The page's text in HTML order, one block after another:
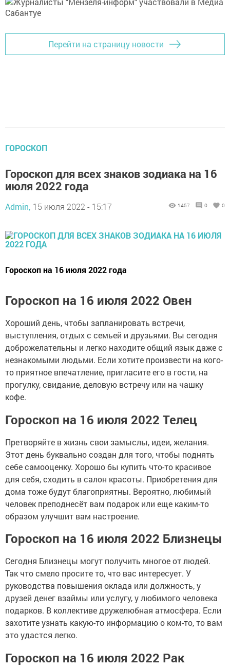
Перейти на страницу новости
ГОРОСКОП
Гороскоп для всех знаков зодиака на 16
июля 2022 года
Admin, 15 июля 2022 - 15:17 1457 0 0
Гороскоп на 16 июля 2022 года
Гороскоп на 16 июля 2022 Овен
Хороший день, чтобы запланировать встречи,
выступления, отдых с семьей и друзьями. Вы сегодня
доброжелательны и легко находите общий язык даже с
незнакомыми людьми. Если хотите произвести на кого-
то приятное впечатление, пригласите его в гости, на
прогулку, свидание, деловую встречу или на чашку
кофе.
Гороскоп на 16 июля 2022 Телец
Претворяйте в жизнь свои замыслы, идеи, желания.
Этот день буквально создан для того, чтобы поднять
себе самооценку. Хорошо бы купить что-то красивое
для себя, сходить в салон красоты. Приобретения для
дома тоже будут благоприятны. Вероятно, любимый
человек преподнесёт вам подарок или еще каким-то
образом улучшит вам настроение.
Гороскоп на 16 июля 2022 Близнецы
Сегодня Близнецы могут получить многое от людей.
Так что смело просите то, что вас интересует. У
руководства повышения оклада или должность, у
друзей денег взаймы или услугу, у любимого человека
подарков. В коллективе дружелюбная атмосфера. Если
захотите узнать какую-то информацию о ком-то, то вам
это удастся легко.
Гороскоп на 16 июля 2022 Рак